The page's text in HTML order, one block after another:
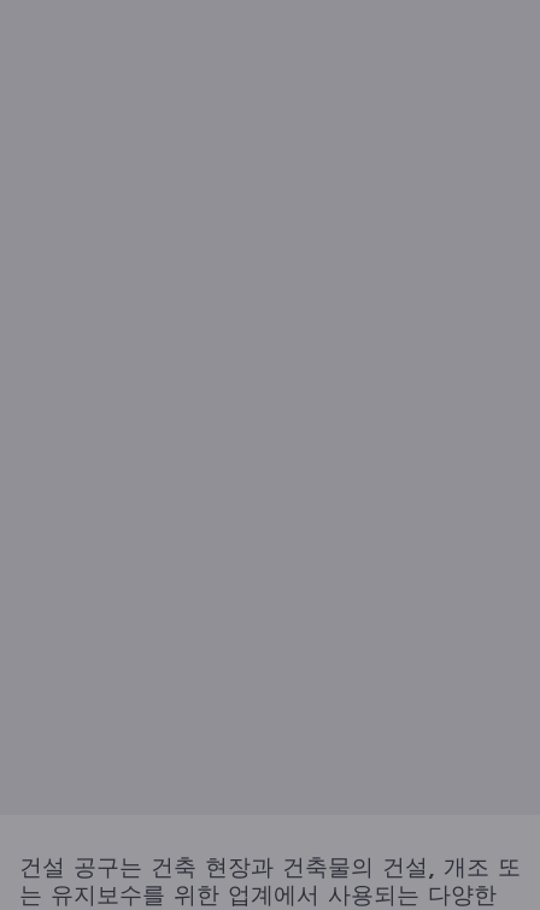
건설 공구는 건축 현장과 건축물의 건설, 개조 또
는 유지보수를 위한 업계에서 사용되는 다양한